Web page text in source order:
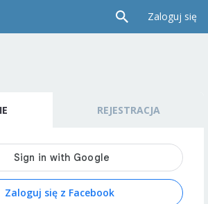
Zaloguj się
REJESTRACJA
Zaloguj się z Facebook